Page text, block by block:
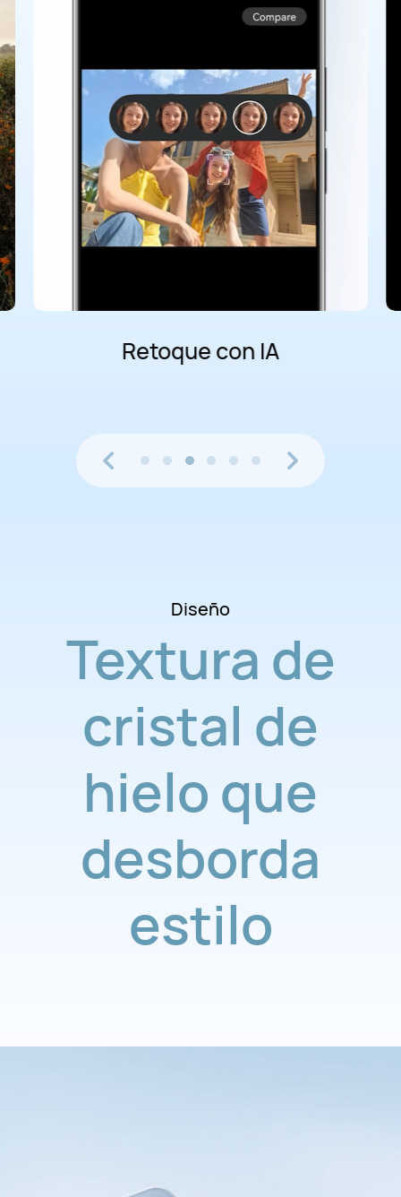
Retoque con IA
Diseño
Textura de
cristal de
hielo que
desborda
estilo